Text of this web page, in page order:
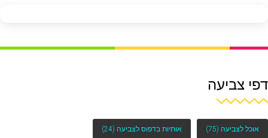
דפי צביעה
אוכל לצביעה (75) אותיות בדפוס לצביעה (24)